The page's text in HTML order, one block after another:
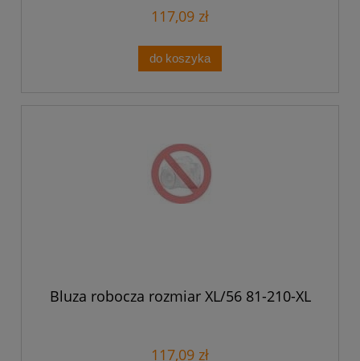
117,09 zł
do koszyka
Bluza robocza rozmiar XL/56 81-210-XL
117,09 zł